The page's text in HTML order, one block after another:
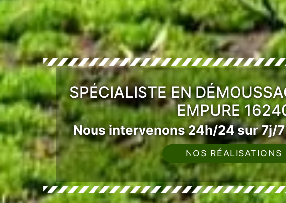
SPÉCIALISTE EN
EMPURE
Nous intervenons 24h/24 sur 7j/
NOS RÉALISATIONS